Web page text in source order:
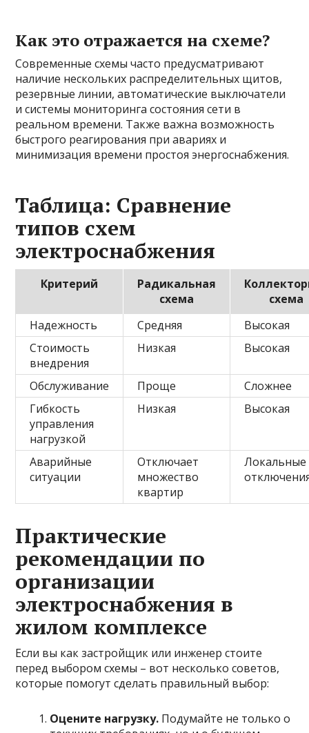
Как это отражается на схеме?
Современные схемы часто предусматривают
наличие нескольких распределительных щитов,
резервные линии, автоматические выключатели
и системы мониторинга состояния сети в
реальном времени. Также важна возможность
быстрого реагирования при авариях и
минимизация времени простоя энергоснабжения.
Таблица: Сравнение
типов схем
электроснабжения
Критерий
Радикальная
схема
схема
Надежность
Средняя
Высокая
Стоимость
внедрения
Низкая Высокая
Обслуживание Проще
Сложнее
Гибкость
управления
нагрузкой
Низкая Высокая
Аварийные
ситуации
Отключает
множество
квартир
Локальные
Практические
рекомендации по
организации
электроснабжения в
жилом комплексе
Если вы как застройщик или инженер стоите
перед выбором схемы – вот несколько советов,
которые помогут сделать правильный выбор:
Оцените нагрузку. Подумайте не только о